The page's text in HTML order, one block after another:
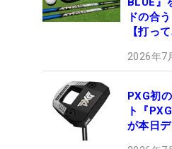
ドの合
【打っ
2026年7
PXG初
ト『
が本日デ